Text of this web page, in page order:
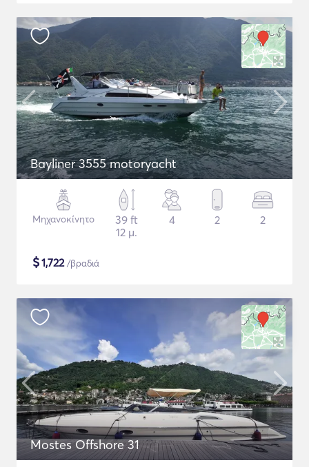
Bayliner 3555 motoryacht
Μηχανοκίνητο
39 ft
12 μ.
4 2 2
$1,722/βραδιά
Mostes Offshore 31